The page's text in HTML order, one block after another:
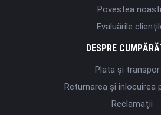
Povestea
Evaluările
DESPRE
Plata şi
Returnarea și înlocuirea
Reclamaţii